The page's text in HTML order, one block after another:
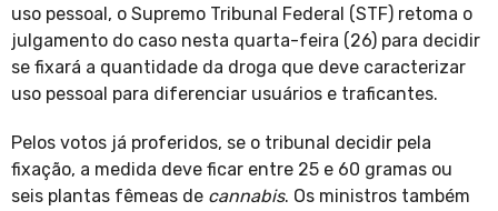
uso pessoal, o Supremo Tribunal Federal (STF) retoma o
julgamento do caso nesta quarta-feira (26) para decidir
se fixará a quantidade da droga que deve caracterizar
uso pessoal para diferenciar usuários e traficantes.
Pelos votos já proferidos, se o tribunal decidir pela
fixação, a medida deve ficar entre 25 e 60 gramas ou
seis plantas fêmeas de cannabis. Os ministros também